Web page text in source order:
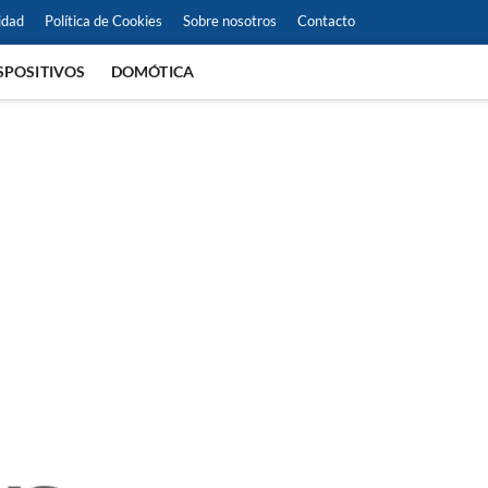
Política de Cookies Sobre nosotros Contacto
DOMÓTICA